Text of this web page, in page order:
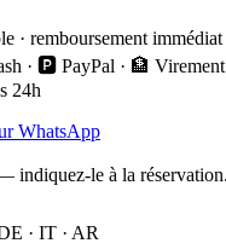
· remboursement immédiat
· 🅿️ PayPal · 🏦 Virement
24h
WhatsApp
indiquez-le à la
· IT · AR